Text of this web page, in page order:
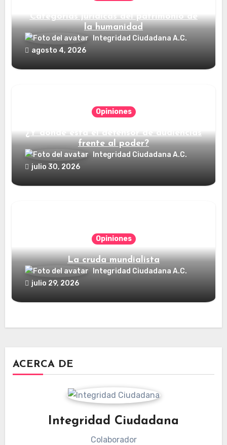
Categorías jurídicas del patrimonio de
la humanidad
Integridad Ciudadana A.C.
agosto 4, 2026
Opiniones
¿Y dónde está el defensor de audiencias
frente al poder?
Integridad Ciudadana A.C.
julio 30, 2026
Opiniones
La cruda mundialista
Integridad Ciudadana A.C.
julio 29, 2026
ACERCA DE
Integridad Ciudadana
Colaborador